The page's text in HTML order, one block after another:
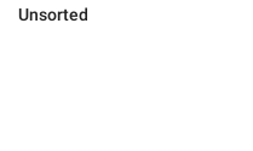
Unsorted